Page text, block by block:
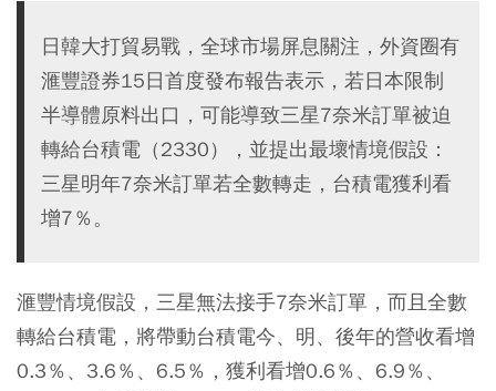
日韓大打貿易戰，全球市場屏息關注，外資圈有
滙豐證券15日首度發布報告表示，若日本限制
半導體原料出口，可能導致三星7奈米訂單被迫
轉給台積電（2330），並提出最壞情境假設：
三星明年7奈米訂單若全數轉走，台積電獲利看
增7％。
滙豐情境假設，三星無法接手7奈米訂單，而且全數
轉給台積電，將帶動台積電今、明、後年的營收看增
0.3％、3.6％、6.5％，獲利看增0.6％、6.9％、